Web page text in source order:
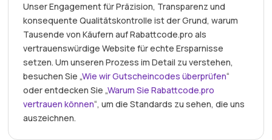
Unser Engagement für Präzision, Transparenz und
konsequente Qualitätskontrolle ist der Grund, warum
Tausende von Käufern auf Rabattcode.pro als
vertrauenswürdige Website für echte Ersparnisse
setzen. Um unseren Prozess im Detail zu verstehen,
besuchen Sie „Wie wir Gutscheincodes überprüfen“
oder entdecken Sie „Warum Sie Rabattcode.pro
vertrauen können“, um die Standards zu sehen, die uns
auszeichnen.